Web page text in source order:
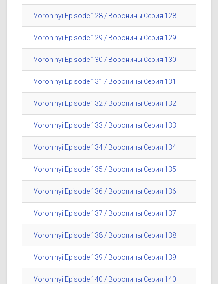
Voroninyi Episode 128 / Воронины Серия 128
Voroninyi Episode 129 / Воронины Серия 129
Voroninyi Episode 130 / Воронины Серия 130
Voroninyi Episode 131 / Воронины Серия 131
Voroninyi Episode 132 / Воронины Серия 132
Voroninyi Episode 133 / Воронины Серия 133
Voroninyi Episode 134 / Воронины Серия 134
Voroninyi Episode 135 / Воронины Серия 135
Voroninyi Episode 136 / Воронины Серия 136
Voroninyi Episode 137 / Воронины Серия 137
Voroninyi Episode 138 / Воронины Серия 138
Voroninyi Episode 139 / Воронины Серия 139
Voroninyi Episode 140 / Воронины Серия 140